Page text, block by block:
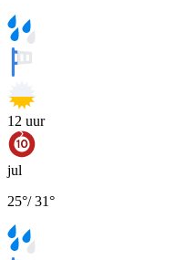
12 uur
jul
25°/31°